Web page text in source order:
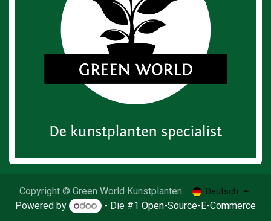
Copyright © Green World Kunstplanten Deutsch
Powered by - Die #1Open-Source-E-Commerce